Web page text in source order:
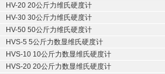
HV-20 20公斤力维氏硬度计
HV-30 30公斤力维氏硬度计
HV-50 50公斤力维氏硬度计
HVS-5 5公斤力数显维氏硬度计
HVS-10 10公斤力数显维氏硬度计
HVS-20 20公斤力数显维氏硬度计